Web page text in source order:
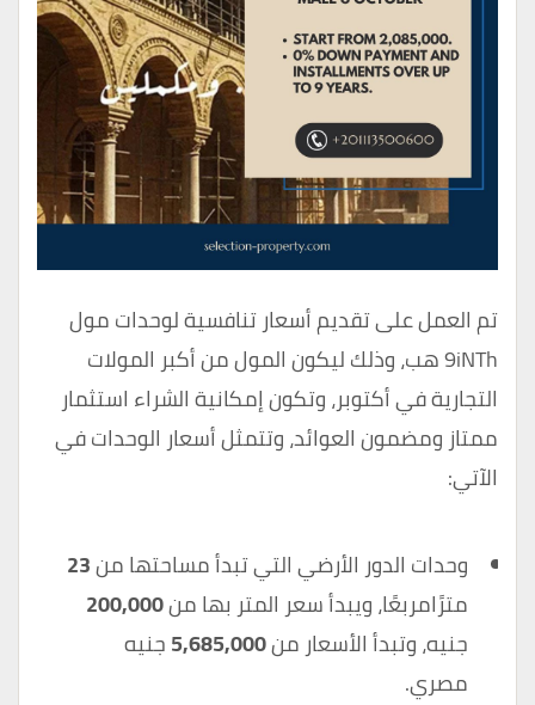
تم العمل على تقديم أسعار تنافسية لوحدات مول
9iNTh هب، وذلك ليكون المول من أكبر المولات
التجارية في أكتوبر، وتكون إمكانية الشراء استثمار
ممتاز ومضمون العوائد، وتتمثل أسعار الوحدات في
الآتي:
وحدات الدور الأرضي التي تبدأ مساحتها من23
مترًامربعًا، ويبدأ سعر المتر بها من200,000
جنيه، وتبدأ الأسعار من5,685,000جنيه
مصري.